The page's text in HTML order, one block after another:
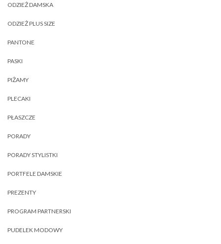
ODZIEŻ DAMSKA
ODZIEŻ PLUS SIZE
PANTONE
PASKI
PIŻAMY
PLECAKI
PŁASZCZE
PORADY
PORADY STYLISTKI
PORTFELE DAMSKIE
PREZENTY
PROGRAM PARTNERSKI
PUDELEK MODOWY